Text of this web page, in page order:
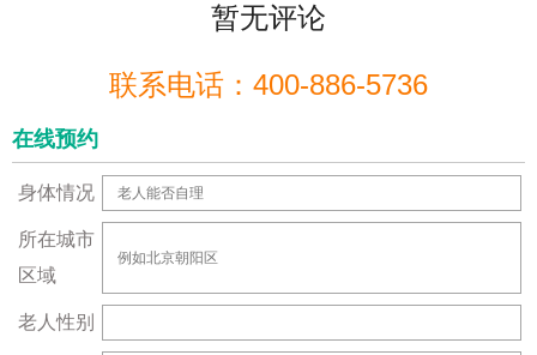
暂无评论
联系电话：400-886-5736
在线预约
身体情况
所在城市
区域
老人性别